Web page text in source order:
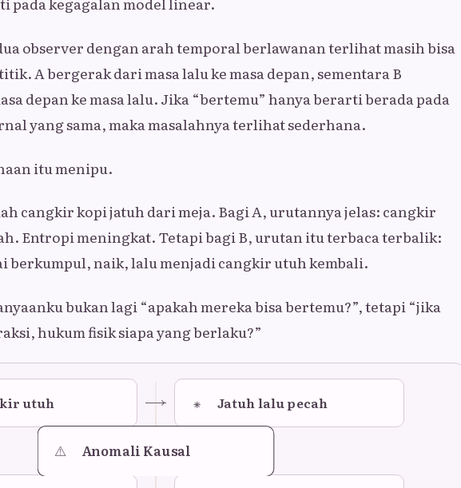
observer dengan arah temporal berlawanan terlihat masih bisa
A bergerak dari masa lalu ke masa depan, sementara B
depan ke masa lalu. Jika “bertemu” hanya berarti berada pada
yang sama, maka masalahnya terlihat sederhana.
itu menipu.
cangkir kopi jatuh dari meja. Bagi A, urutannya jelas: cangkir
Entropi meningkat. Tetapi bagi B, urutan itu terbaca terbalik:
berkumpul, naik, lalu menjadi cangkir utuh kembali.
bukan lagi “apakah mereka bisa bertemu?”, tetapi “jika
hukum fisik siapa yang berlaku?”
utuh ⁕ Jatuh lalu pecah
⚠️ Anomali Kausal